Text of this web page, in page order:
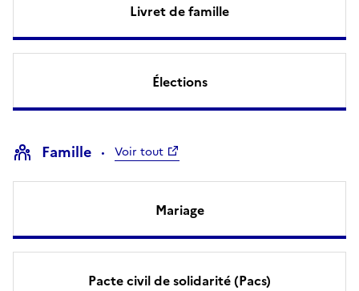
Livret de famille
Élections
Famille Voir tout
Mariage
Pacte civil de solidarité (Pacs)